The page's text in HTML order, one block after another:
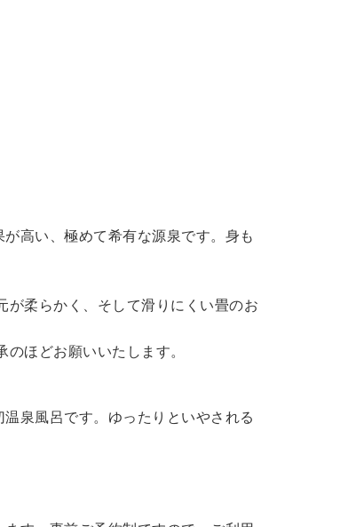
高い、極めて希有な源泉です。身も
が柔らかく、そして滑りにくい畳のお
ほどお願いいたします。
泉風呂です。ゆったりといやされる